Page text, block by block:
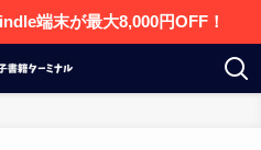
端末が最大8,000円OFF！